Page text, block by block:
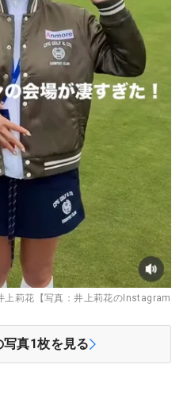
上莉花【写真：井上莉花のInstagram
写真1枚を見る